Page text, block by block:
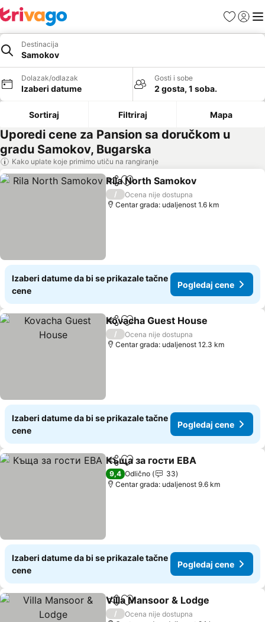
FavoritiPrijavi
Destinacija
Samokov
Dolazak/odlazak
Izaberi datume
Gosti i sobe
2 gosta, 1 soba.
Sortiraj Filtriraj Mapa
Uporedi cene za Pansion sa doručkom u
gradu Samokov, Bugarska
Kako uplate koje primimo utiču na rangiranje
Deli Dodati u favorite
Rila North Samokov
/
Ocena nije dostupna
Centar grada: udaljenost 1.6 km
Izaberi datume da bi se prikazale tačne
cene
Pogledaj cene
Deli Dodati u favorite
Kovacha Guest House
/
Ocena nije dostupna
Centar grada: udaljenost 12.3 km
Izaberi datume da bi se prikazale tačne
cene
Pogledaj cene
Deli Dodati u favorite
Къща за гости ЕВА
9,4 Odlično
33
Centar grada: udaljenost 9.6 km
Izaberi datume da bi se prikazale tačne
cene
Pogledaj cene
Deli Dodati u favorite
Villa Mansoor & Lodge
/
Ocena nije dostupna